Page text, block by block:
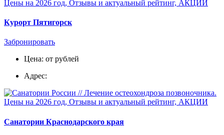
Курорт Пятигорск
Забронировать
Цена: от рублей
Адрес:
Санатории Краснодарского края